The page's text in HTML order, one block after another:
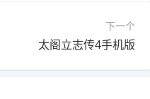
下一个
太阁立志传4手机版